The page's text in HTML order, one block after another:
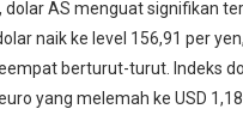
dolar AS menguat signifikan
naik ke level 156,91 per
berturut-turut. Indeks
yang melemah ke USD